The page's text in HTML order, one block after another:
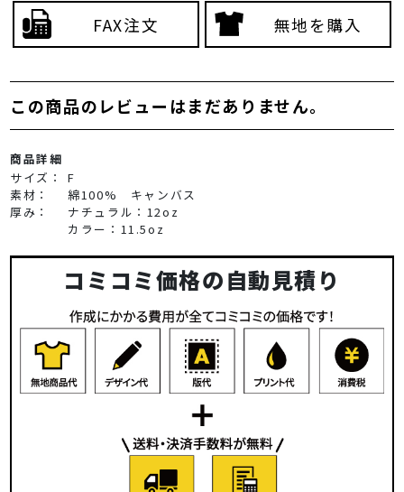
FAX注文 無地を購入
この商品のレビューはまだありません。
商品詳細
サイズ：
F
素材：
綿100% キャンバス
厚み：
ナチュラル：12oz
カラー：11.5oz
コミコミ価格の自動見積り